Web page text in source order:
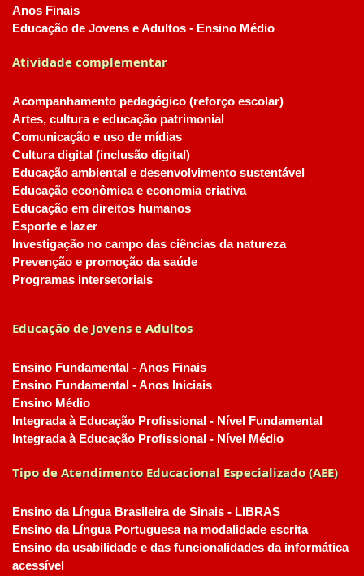
Anos Finais
Educação de Jovens e Adultos - Ensino Médio
Atividade complementar
Acompanhamento pedagógico (reforço escolar)
Artes, cultura e educação patrimonial
Comunicação e uso de mídias
Cultura digital (inclusão digital)
Educação ambiental e desenvolvimento sustentável
Educação econômica e economia criativa
Educação em direitos humanos
Esporte e lazer
Investigação no campo das ciências da natureza
Prevenção e promoção da saúde
Programas intersetoriais
Educação de Jovens e Adultos
Ensino Fundamental - Anos Finais
Ensino Fundamental - Anos Iniciais
Ensino Médio
Integrada à Educação Profissional - Nível Fundamental
Integrada à Educação Profissional - Nível Médio
Tipo de Atendimento Educacional Especializado (AEE)
Ensino da Língua Brasileira de Sinais - LIBRAS
Ensino da Língua Portuguesa na modalidade escrita
Ensino da usabilidade e das funcionalidades da informática
acessível